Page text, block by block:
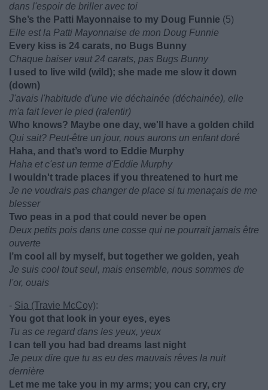
dans l'espoir de briller avec toi
She’s the Patti Mayonnaise to my Doug Funnie (5)
Elle est la Patti Mayonnaise de mon Doug Funnie
Every kiss is 24 carats, no Bugs Bunny
Chaque baiser vaut 24 carats, pas Bugs Bunny
I used to live wild (wild); she made me slow it down
(down)
J'avais l'habitude d'une vie déchainée (déchainée), elle
m'a fait lever le pied (ralentir)
Who knows? Maybe one day, we'll have a golden child
Qui sait? Peut-être un jour, nous aurons un enfant doré
Haha, and that’s word to Eddie Murphy
Haha et c'est un terme d'Eddie Murphy
I wouldn't trade places if you threatened to hurt me
Je ne voudrais pas changer de place si tu menaçais de me
blesser
Two peas in a pod that could never be open
Deux petits pois dans une cosse qui ne pourrait jamais être
ouverte
I’m cool all by myself, but together we golden, yeah
Je suis cool tout seul, mais ensemble, nous sommes de
l'or, ouais
- Sia (Travie McCoy):
You got that look in your eyes, eyes
Tu as ce regard dans les yeux, yeux
I can tell you had bad dreams last night
Je peux dire que tu as eu des mauvais rêves la nuit
dernière
Let me me take you in my arms; you can cry, cry